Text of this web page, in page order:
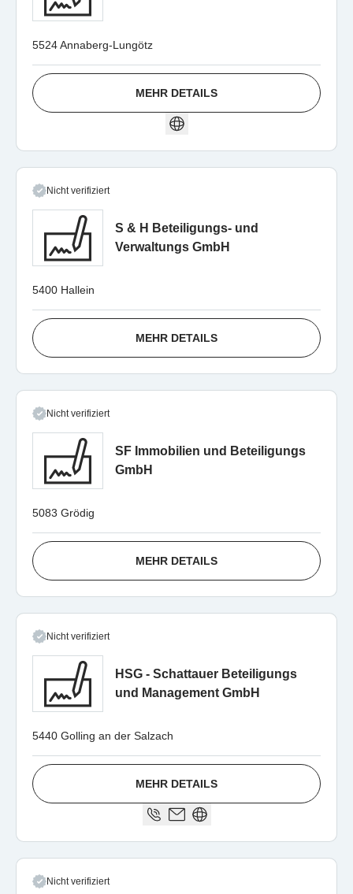
5524 Annaberg-Lungötz
MEHR DETAILS
Nicht verifiziert
S & H Beteiligungs- und
Verwaltungs GmbH
5400 Hallein
MEHR DETAILS
Nicht verifiziert
SF Immobilien und Beteiligungs
GmbH
5083 Grödig
MEHR DETAILS
Nicht verifiziert
HSG - Schattauer Beteiligungs
und Management GmbH
5440 Golling an der Salzach
MEHR DETAILS
Nicht verifiziert